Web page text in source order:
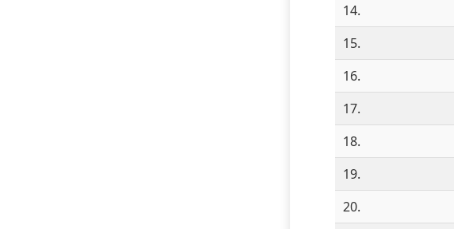
14.
15.
16.
17.
18.
19.
20.